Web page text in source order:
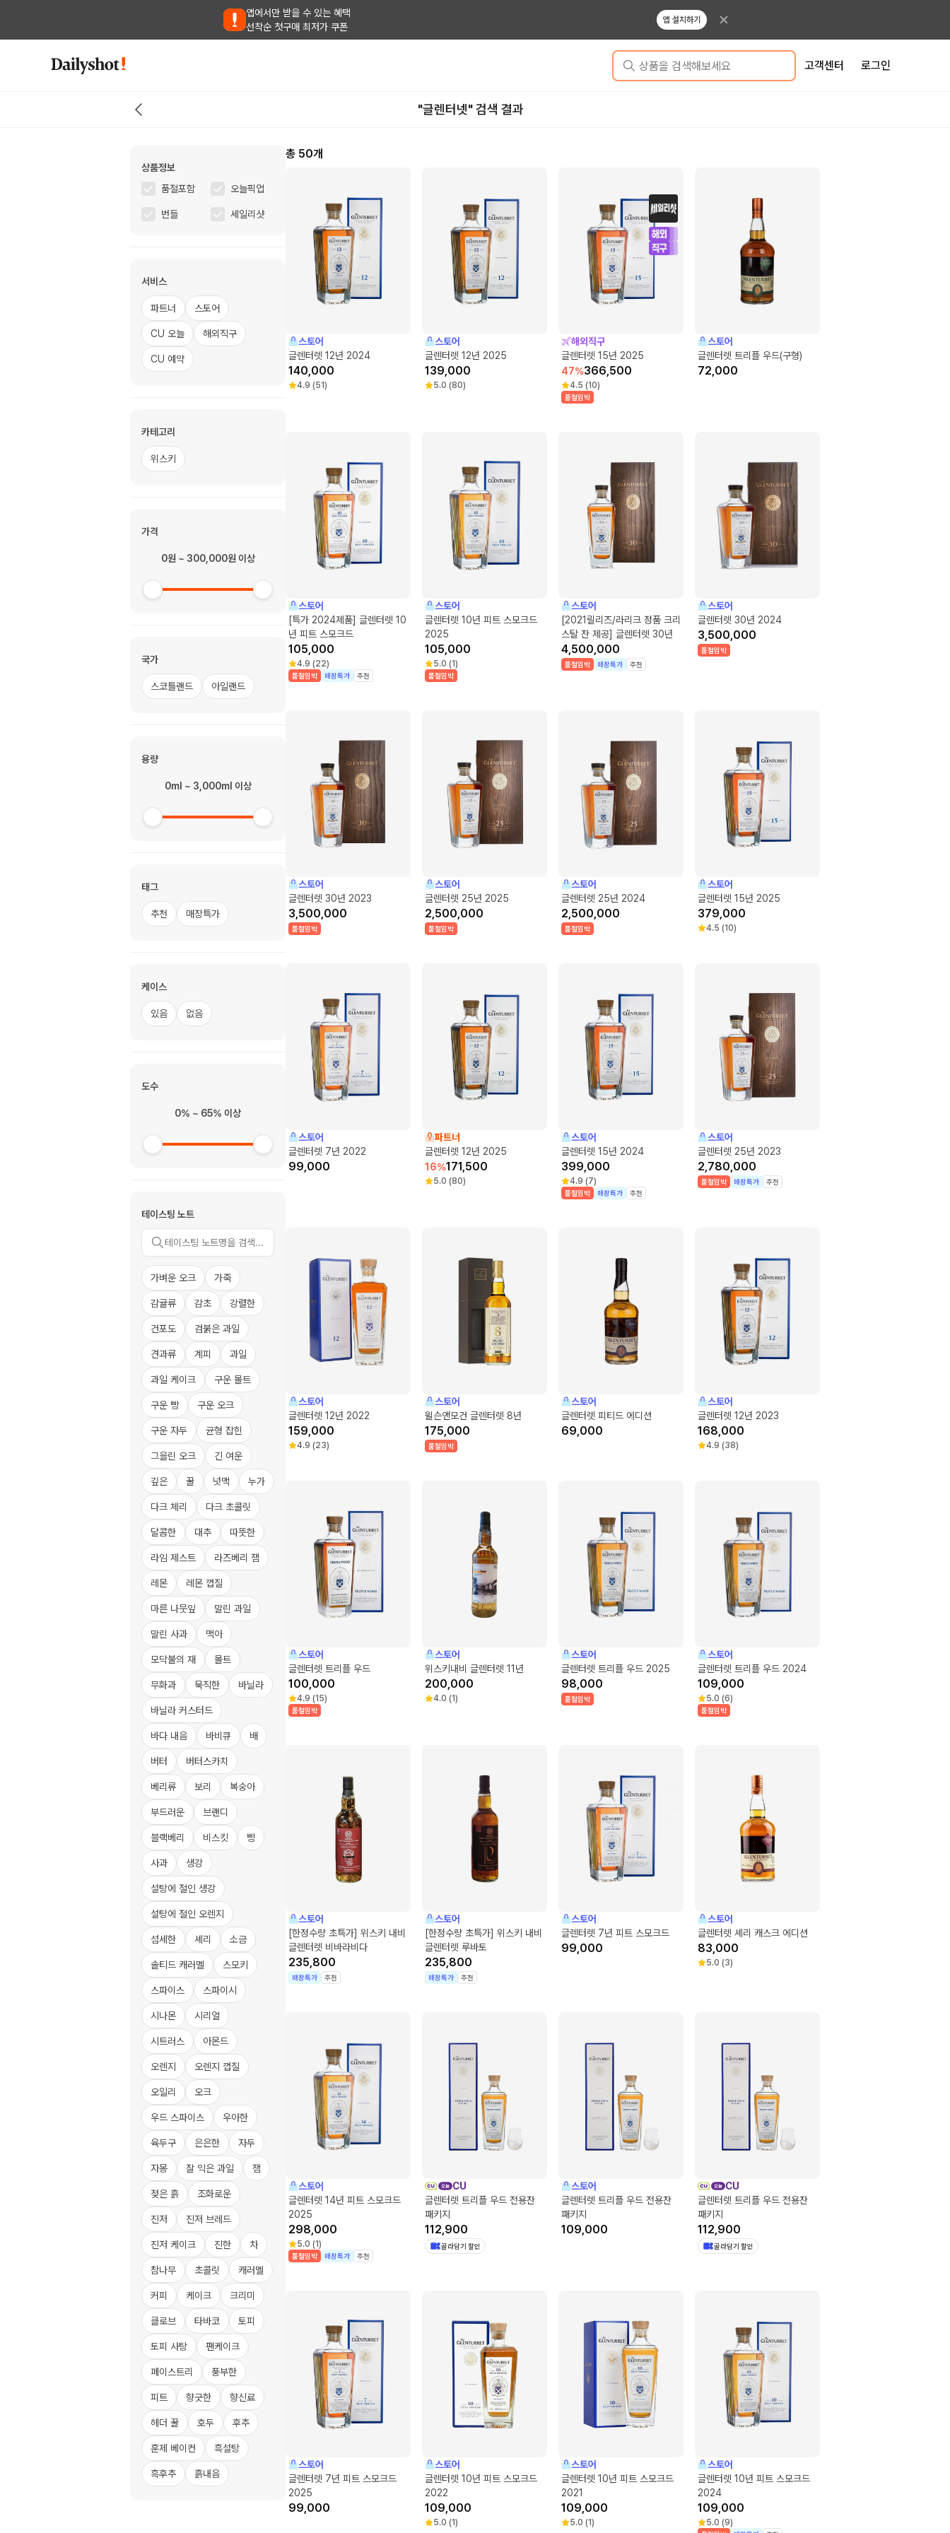
앱에서만 받을 수 있는 혜택
선착순 첫구매 최저가 쿠폰
앱 설치하기
상품을 검색해보세요 고객센터 로그인
"글렌터넷" 검색 결과
상품정보
품절포함
오늘픽업
번들 세일리샷
서비스
파트너 스토어
CU 오늘 해외직구
CU 예약
카테고리
위스키
가격
0원 ~ 300,000원 이상
국가
스코틀랜드 아일랜드
용량
0ml ~ 3,000ml 이상
태그
추천 매장특가
케이스
있음 없음
도수
0% ~ 65% 이상
테이스팅 노트
가벼운 오크 가죽
감귤류 감초 강렬한
건포도 검붉은 과일
견과류 계피 과일
과일 케이크 구운 몰트
구운 빵 구운 오크
구운 자두 균형 잡힌
그을린 오크 긴 여운
깊은 꿀 넛맥 누가
다크 체리 다크 초콜릿
달콤한 대추 따뜻한
라임 제스트 라즈베리 잼
레몬 레몬 껍질
마른 나뭇잎 말린 과일
말린 사과 맥아
모닥불의 재 몰트
무화과 묵직한 바닐라
바닐라 커스터드
바다 내음 바비큐 배
버터 버터스카치
베리류 보리 복숭아
부드러운 브랜디
블랙베리 비스킷 빵
사과 생강
설탕에 절인 생강
설탕에 절인 오렌지
섬세한 셰리 소금
솔티드 캐러멜 스모키
스파이스 스파이시
시나몬 시리얼
시트러스 아몬드
오렌지 오렌지 껍질
오일리 오크
우드 스파이스 우아한
육두구 은은한 자두
자몽 잘 익은 과일 잼
젖은 흙 조화로운
진저 진저 브레드
진저 케이크 진한 차
참나무 초콜릿 캐러멜
커피 케이크 크리미
클로브 타바코 토피
토피 사탕 팬케이크
페이스트리 풍부한
피트 향긋한 향신료
헤더 꿀 호두 후추
훈제 베이컨 흑설탕
흑후추 흙내음
총 50개
스토어
글렌터렛 12년 2024
140,000
4.9 (51)
스토어
글렌터렛 12년 2025
139,000
5.0 (80)
해외직구
글렌터렛 15년 2025
47%366,500
4.5 (10)
품절임박
스토어
글렌터렛 트리플 우드(구형)
72,000
스토어
[특가 2024제품] 글렌터렛 10
년 피트 스모크드
105,000
4.9 (22)
품절임박 매장특가 추천
스토어
글렌터렛 10년 피트 스모크드
2025
105,000
5.0 (1)
품절임박
스토어
[2021릴리즈/라리크 정품 크리
스탈 잔 제공] 글렌터렛 30년
4,500,000
품절임박 매장특가 추천
스토어
글렌터렛 30년 2024
3,500,000
품절임박
스토어
글렌터렛 30년 2023
3,500,000
품절임박
스토어
글렌터렛 25년 2025
2,500,000
품절임박
스토어
글렌터렛 25년 2024
2,500,000
품절임박
스토어
글렌터렛 15년 2025
379,000
4.5 (10)
스토어
글렌터렛 7년 2022
99,000
파트너
글렌터렛 12년 2025
16%171,500
5.0 (80)
스토어
글렌터렛 15년 2024
399,000
4.9 (7)
품절임박 매장특가 추천
스토어
글렌터렛 25년 2023
2,780,000
품절임박 매장특가 추천
스토어
글렌터렛 12년 2022
159,000
4.9 (23)
스토어
윌슨앤모건 글렌터렛 8년
175,000
품절임박
스토어
글렌터렛 피티드 에디션
69,000
스토어
글렌터렛 12년 2023
168,000
4.9 (38)
스토어
글렌터렛 트리플 우드
100,000
4.9 (15)
품절임박
스토어
위스키내비 글렌터렛 11년
200,000
4.0 (1)
스토어
글렌터렛 트리플 우드 2025
98,000
품절임박
스토어
글렌터렛 트리플 우드 2024
109,000
5.0 (6)
품절임박
스토어
[한정수량 초특가] 위스키 내비
글렌터렛 비바라비다
235,800
매장특가 추천
스토어
[한정수량 초특가] 위스키 내비
글렌터렛 루바토
235,800
매장특가 추천
스토어
글렌터렛 7년 피트 스모크드
99,000
스토어
글렌터렛 셰리 캐스크 에디션
83,000
5.0 (3)
스토어
글렌터렛 14년 피트 스모크드
2025
298,000
5.0 (1)
품절임박 매장특가 추천
CU
글렌터렛 트리플 우드 전용잔
패키지
112,900
골라담기 할인
스토어
글렌터렛 트리플 우드 전용잔
패키지
109,000
CU
글렌터렛 트리플 우드 전용잔
패키지
112,900
골라담기 할인
스토어
글렌터렛 7년 피트 스모크드
2025
99,000
스토어
글렌터렛 10년 피트 스모크드
2022
109,000
5.0 (1)
스토어
글렌터렛 10년 피트 스모크드
2021
109,000
5.0 (1)
스토어
글렌터렛 10년 피트 스모크드
2024
109,000
5.0 (9)